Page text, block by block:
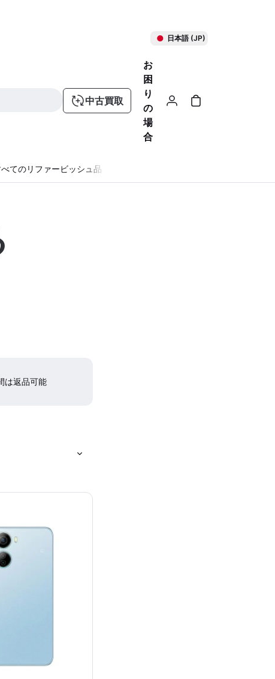
日本語 (JP)
中古買取
お
困
り
の
場
合
てのリファービッシュ品
は返品可能